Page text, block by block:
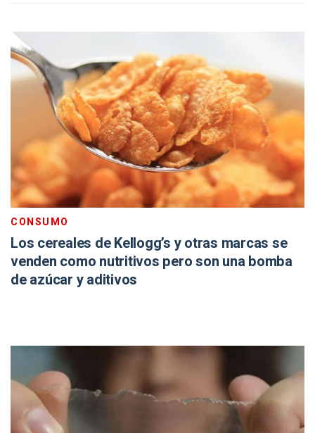
CONSUMO
Los cereales de Kellogg’s y otras marcas se
venden como nutritivos pero son una bomba
de azúcar y aditivos